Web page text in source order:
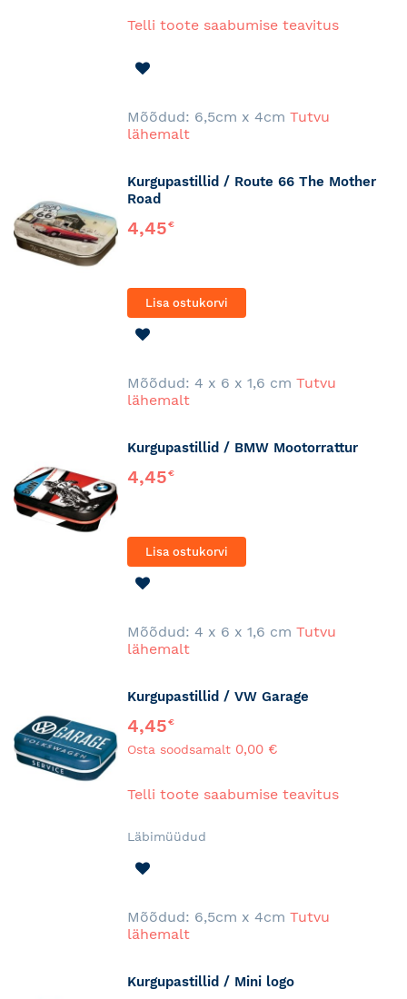
Telli toote saabumise teavitus
Mõõdud: 6,5cm x 4cm Tutvu
lähemalt
Kurgupastillid / Route 66 The Mother
Road
4,45€
Lisa ostukorvi
Mõõdud: 4 x 6 x 1,6 cm Tutvu
lähemalt
Kurgupastillid / BMW Mootorrattur
4,45€
Lisa ostukorvi
Mõõdud: 4 x 6 x 1,6 cm Tutvu
lähemalt
Kurgupastillid / VW Garage
4,45€
Osta soodsamalt 0,00 €
Telli toote saabumise teavitus
Läbimüüdud
Mõõdud: 6,5cm x 4cm Tutvu
lähemalt
Kurgupastillid / Mini logo